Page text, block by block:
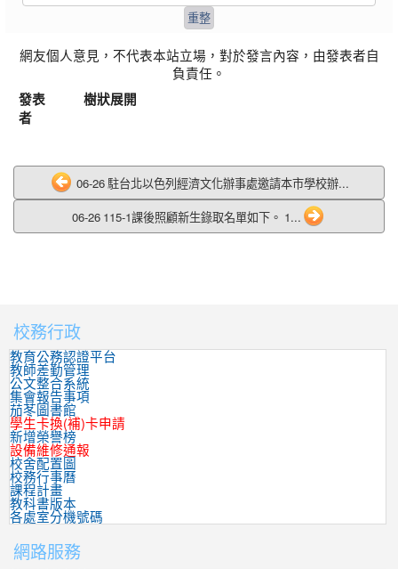
網友個人意見，不代表本站立場，對於發言內容，由發表者自
負責任。
發表
者
樹狀展開
06-26 駐台北以色列經濟文化辦事處邀請本市學校辦...
06-26 115-1課後照顧新生錄取名單如下。 1...
:::
校務行政
教育公務認證平台
教師差勤管理
公文整合系統
集會報告事項
茄苳圖書館
學生卡換(補)卡申請
新增榮譽榜
設備維修通報
校舍配置圖
校務行事曆
課程計畫
教科書版本
各處室分機號碼
網路服務